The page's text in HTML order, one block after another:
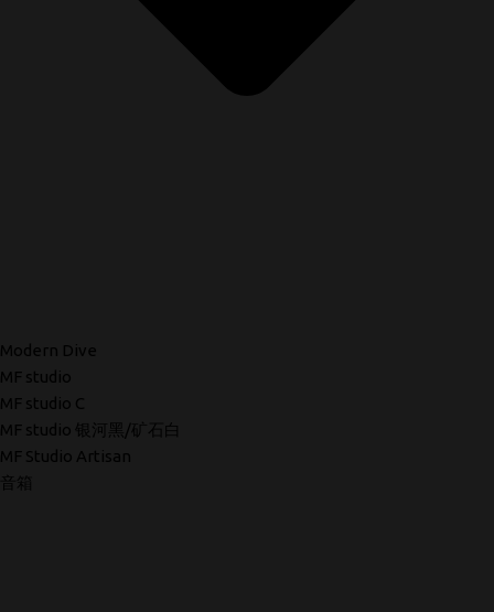
Modern Dive
MF studio
MF studio C
MF studio 银河黑/矿石白
MF Studio Artisan
音箱